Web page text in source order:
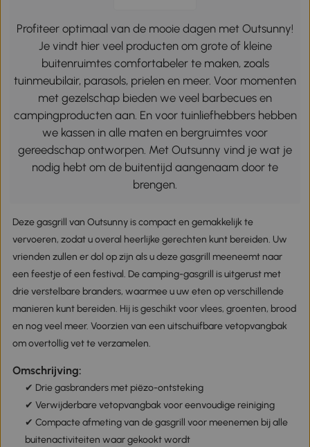
Profiteer optimaal van de mooie dagen met Outsunny!
Je vindt hier veel producten om grote of kleine
buitenruimtes comfortabeler te maken, zoals
tuinmeubilair, parasols, prielen en meer. Voor momenten
met gezelschap bieden we veel barbecues en
campingproducten aan. En voor tuinliefhebbers hebben
we kassen in alle maten en bergruimtes voor
gereedschap ontworpen. Met Outsunny vind je wat je
nodig hebt om de buitentijd aangenaam door te
brengen.
Deze gasgrill van Outsunny is compact en gemakkelijk te
vervoeren, zodat u overal heerlijke gerechten kunt bereiden. Uw
vrienden zullen er dol op zijn als u deze gasgrill meeneemt naar
een feestje of een festival. De camping-gasgrill is uitgerust met
drie verstelbare branders, waarmee u uw eten op verschillende
manieren kunt bereiden. Hij is geschikt voor vlees, groenten, brood
en nog veel meer. Voorzien van een uitschuifbare vetopvangbak
om overtollig vet te verzamelen.
Omschrijving:
✔ Drie gasbranders met piëzo-ontsteking
✔ Verwijderbare vetopvangbak voor eenvoudige reiniging
✔ Compacte afmeting van de gasgrill voor meenemen bij alle
buitenactiviteiten waar gekookt wordt